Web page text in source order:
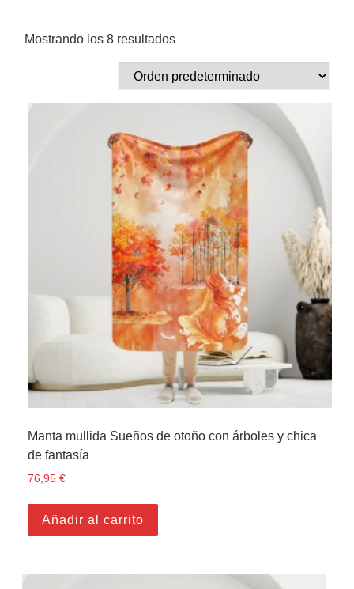
Mostrando los 8 resultados
Manta mullida Sueños de otoño con árboles y chica
de fantasía
76,95€
Añadir al carrito